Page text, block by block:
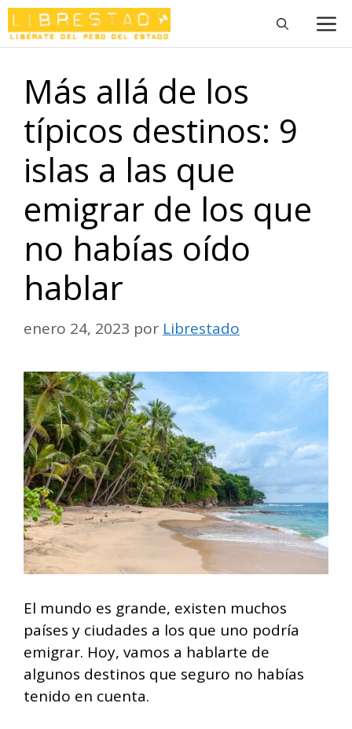
Saltar
al
contenido
Más allá de los
típicos destinos: 9
islas a las que
emigrar de los que
no habías oído
hablar
enero 24, 2023 por Librestado
El mundo es grande, existen muchos
países y ciudades a los que uno podría
emigrar. Hoy, vamos a hablarte de
algunos destinos que seguro no habías
tenido en cuenta.